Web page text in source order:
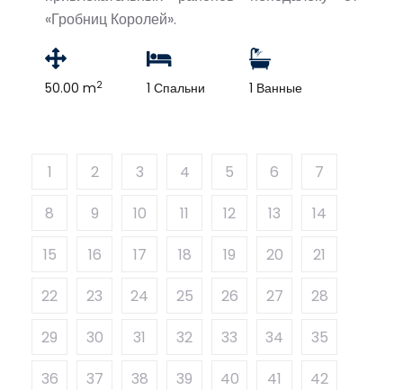
«Гробниц Королей».
50.00 m2 1 Спальни 1 Ванные
1 2 3 4 5 6
7
8
9 10 11 12 13
14
15
16 17 18 19 20
21
22
23 24 25 26 27
28
29
30 31 32 33 34
35
36
37 38 39 40 41 42